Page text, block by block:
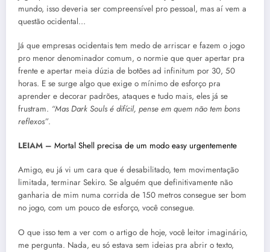
mundo, isso deveria ser compreensível pro pessoal, mas aí vem a
questão ocidental…
Já que empresas ocidentais tem medo de arriscar e fazem o jogo
pro menor denominador comum, o normie que quer apertar pra
frente e apertar meia dúzia de botões ad infinitum por 30, 50
horas. E se surge algo que exige o mínimo de esforço pra
aprender e decorar padrões, ataques e tudo mais, eles já se
frustram. “Mas Dark Souls é difícil, pense em quem não tem bons
reflexos”.
LEIAM – Mortal Shell precisa de um modo easy urgentemente
Amigo, eu já vi um cara que é desabilitado, tem movimentação
limitada, terminar Sekiro. Se alguém que definitivamente não
ganharia de mim numa corrida de 150 metros consegue ser bom
no jogo, com um pouco de esforço, você consegue.
O que isso tem a ver com o artigo de hoje, você leitor imaginário,
me pergunta. Nada, eu só estava sem ideias pra abrir o texto,